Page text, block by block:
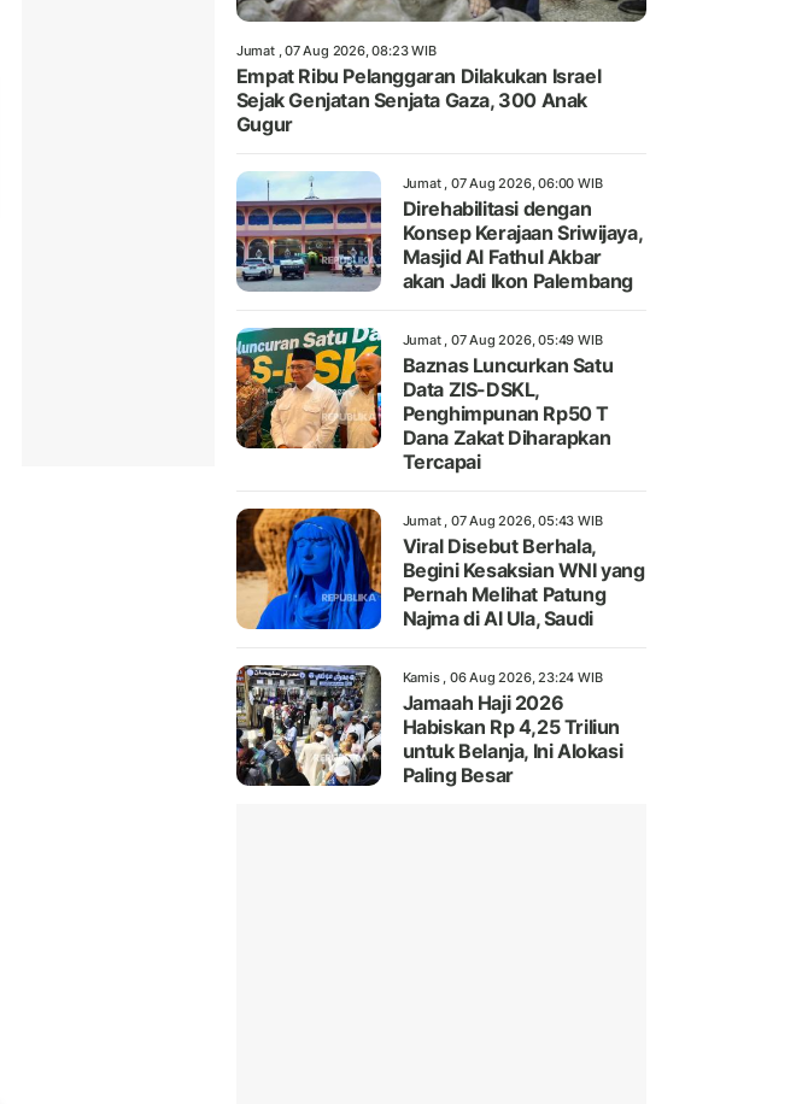
Jumat , 07 Aug 2026, 08:23 WIB
Empat Ribu Pelanggaran Dilakukan Israel
Sejak Genjatan Senjata Gaza, 300 Anak
Gugur
Jumat , 07 Aug 2026, 06:00 WIB
Direhabilitasi dengan
Konsep Kerajaan Sriwijaya,
Masjid Al Fathul Akbar
akan Jadi Ikon Palembang
Jumat , 07 Aug 2026, 05:49 WIB
Baznas Luncurkan Satu
Data ZIS-DSKL,
Penghimpunan Rp50 T
Dana Zakat Diharapkan
Tercapai
Jumat , 07 Aug 2026, 05:43 WIB
Viral Disebut Berhala,
Begini Kesaksian WNI yang
Pernah Melihat Patung
Najma di Al Ula, Saudi
Kamis , 06 Aug 2026, 23:24 WIB
Jamaah Haji 2026
Habiskan Rp 4,25 Triliun
untuk Belanja, Ini Alokasi
Paling Besar